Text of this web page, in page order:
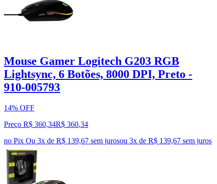
Mouse Gamer Logitech G203 RGB
Lightsync, 6 Botões, 8000 DPI, Preto -
910-005793
14% OFF
Preço R$ 360,34R$ 360,34
no Pix Ou 3x de R$ 139,67 sem jurosou 3x de R$ 139,67 sem juros